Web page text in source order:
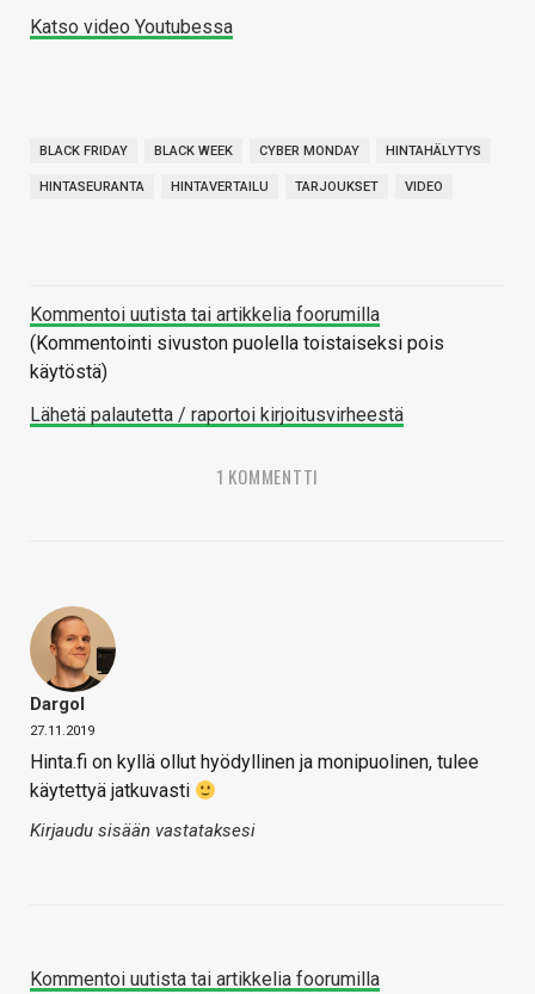
Katso video Youtubessa
BLACK FRIDAY BLACK WEEK CYBER MONDAY HINTAHÄLYTYS
HINTASEURANTA HINTAVERTAILU TARJOUKSET VIDEO
Kommentoi uutista tai artikkelia foorumilla
(Kommentointi sivuston puolella toistaiseksi pois
käytöstä)
Lähetä palautetta / raportoi kirjoitusvirheestä
1 KOMMENTTI
Dargol
27.11.2019
Hinta.fi on kyllä ollut hyödyllinen ja monipuolinen, tulee
käytettyä jatkuvasti
Kirjaudu sisään vastataksesi
Kommentoi uutista tai artikkelia foorumilla